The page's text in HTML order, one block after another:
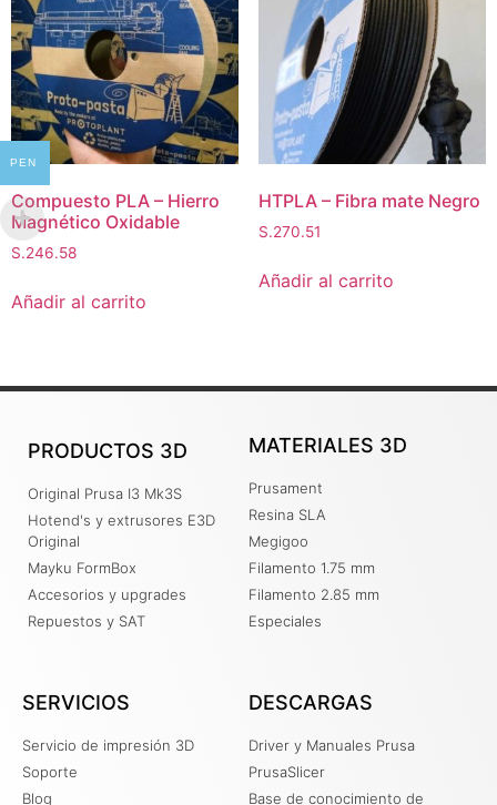
Compuesto PLA – Hierro
Magnético Oxidable
S.246.58
Añadir al carrito
HTPLA – Fibra mate Negro
S.270.51
Añadir al carrito
PRODUCTOS 3D
Original Prusa I3 Mk3S
Hotend's y extrusores E3D
Original
Mayku FormBox
Accesorios y upgrades
Repuestos y SAT
MATERIALES 3D
Prusament
Resina SLA
Megigoo
Filamento 1.75 mm
Filamento 2.85 mm
Especiales
SERVICIOS
Servicio de impresión 3D
Soporte
Blog
DESCARGAS
Driver y Manuales Prusa
PrusaSlicer
Base de conocimiento de
PEN